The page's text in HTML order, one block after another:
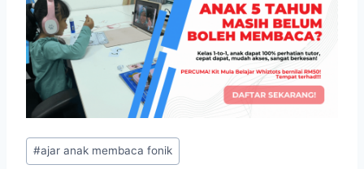
Post
Tags:
#ajar anak membaca fonik